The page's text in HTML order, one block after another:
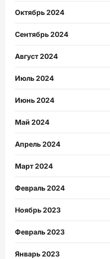
Октябрь 2024
Сентябрь 2024
Август 2024
Июль 2024
Июнь 2024
Май 2024
Апрель 2024
Март 2024
Февраль 2024
Ноябрь 2023
Февраль 2023
Январь 2023